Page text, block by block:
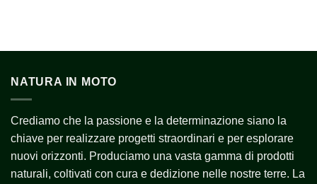
NATURA IN MOTO
Crediamo che la passione e la determinazione siano la
chiave per realizzare progetti straordinari e per esplorare
nuovi orizzonti. Produciamo una vasta gamma di prodotti
naturali, coltivati con cura e dedizione nelle nostre terre. La